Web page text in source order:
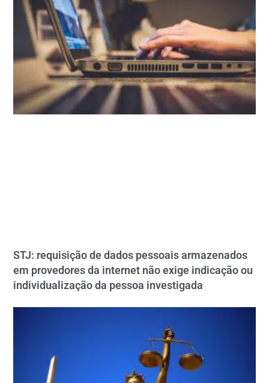
STJ: requisição de dados pessoais armazenados
em provedores da internet não exige indicação ou
individualização da pessoa investigada